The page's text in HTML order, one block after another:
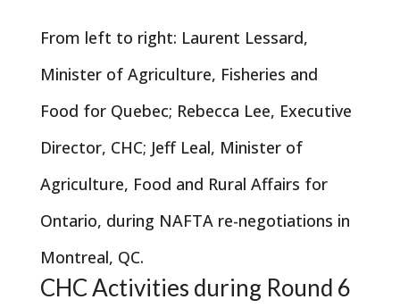
From left to right: Laurent Lessard,
Minister of Agriculture, Fisheries and
Food for Quebec; Rebecca Lee, Executive
Director, CHC; Jeff Leal, Minister of
Agriculture, Food and Rural Affairs for
Ontario, during NAFTA re-negotiations in
Montreal, QC.
CHC Activities during Round 6